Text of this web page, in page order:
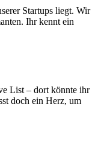
Startups liegt. Wir
Ihr kennt ein
List – dort könnte ihr
doch ein Herz, um